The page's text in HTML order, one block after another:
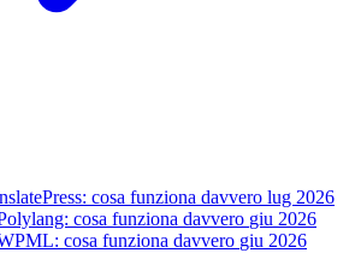
cosa funziona davvero lug 2026
cosa funziona davvero giu 2026
cosa funziona davvero giu 2026